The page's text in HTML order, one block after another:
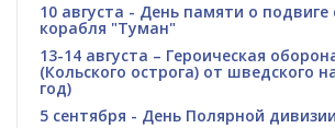
10 августа - День памяти о подвиге
корабля "Туман"
13-14 августа – Героическая
(Кольского острога) от шведского
год)
5 сентября - День Полярной дивизии